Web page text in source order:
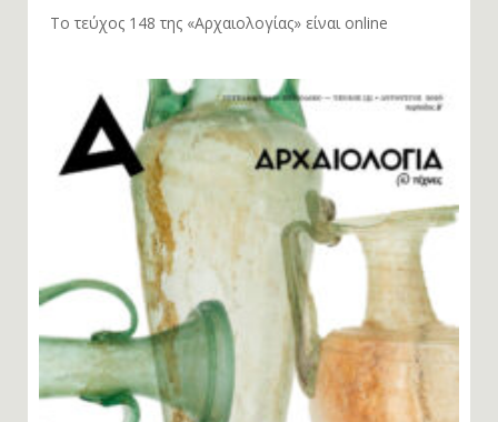
Το τεύχος 148 της «Αρχαιολογίας» είναι online